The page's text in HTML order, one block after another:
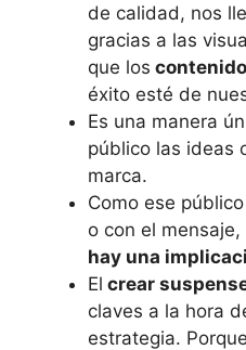
de calidad, nos
gracias a las
que los
éxito esté de
Es una manera
público las ideas
marca.
Como ese
o con el mensaje,
hay una
El crear
claves a la hora
estrategia.